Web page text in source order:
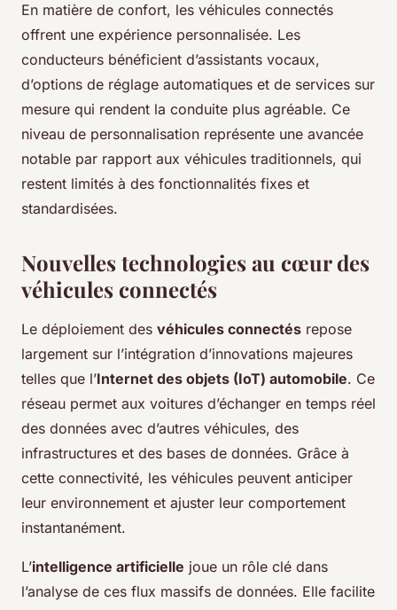
En matière de confort, les véhicules connectés
offrent une expérience personnalisée. Les
conducteurs bénéficient d’assistants vocaux,
d’options de réglage automatiques et de services sur
mesure qui rendent la conduite plus agréable. Ce
niveau de personnalisation représente une avancée
notable par rapport aux véhicules traditionnels, qui
restent limités à des fonctionnalités fixes et
standardisées.
Nouvelles technologies au cœur des
véhicules connectés
Le déploiement des véhicules connectés repose
largement sur l’intégration d’innovations majeures
telles que l’Internet des objets (IoT) automobile. Ce
réseau permet aux voitures d’échanger en temps réel
des données avec d’autres véhicules, des
infrastructures et des bases de données. Grâce à
cette connectivité, les véhicules peuvent anticiper
leur environnement et ajuster leur comportement
instantanément.
L’intelligence artificielle joue un rôle clé dans
l’analyse de ces flux massifs de données. Elle facilite